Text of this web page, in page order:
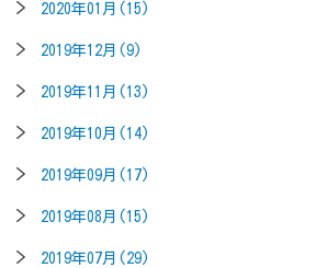
2020年01月(15)
2019年12月(9)
2019年11月(13)
2019年10月(14)
2019年09月(17)
2019年08月(15)
2019年07月(29)